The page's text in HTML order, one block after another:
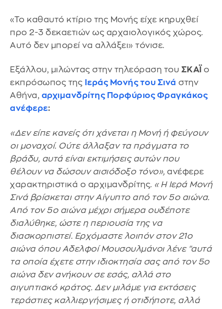
«Το καθαυτό κτίριο της Μονής είχε κηρυχθεί
προ 2-3 δεκαετιών ως αρχαιολογικός χώρος.
Αυτό δεν μπορεί να αλλάξει» τόνισε.
Εξάλλου, μιλώντας στην τηλεόραση του ΣΚΑΪ ο
εκπρόσωπος της Ιεράς Μονής του Σινά στην
Αθήνα, αρχιμανδρίτης Πορφύριος Φραγκάκος
ανέφερε:
«Δεν είπε κανείς ότι χάνεται η Μονή ή φεύγουν
οι μοναχοί. Ούτε άλλαξαν τα πράγματα το
βράδυ, αυτά είναι εκτιμήσεις αυτών που
θέλουν να δώσουν αισιόδοξο τόνο», ανέφερε
χαρακτηριστικά ο αρχιμανδρίτης. «Η Ιερά Μονή
Σινά βρίσκεται στην Αίγυπτο από τον 5ο αιώνα.
Από τον 5ο αιώνα μέχρι σήμερα ουδέποτε
διαλύθηκε, ώστε η περιουσία της να
διασκορπιστεί. Ερχόμαστε λοιπόν στον 21ο
αιώνα όπου Αδελφοί Μουσουλμάνοι λένε "αυτά
τα οποία έχετε στην ιδιοκτησία σας από τον 5ο
αιώνα δεν ανήκουν σε εσάς, αλλά στο
αιγυπτιακό κράτος. Δεν μιλάμε για εκτάσεις
τεράστιες καλλιεργήσιμες ή οτιδήποτε, αλλά